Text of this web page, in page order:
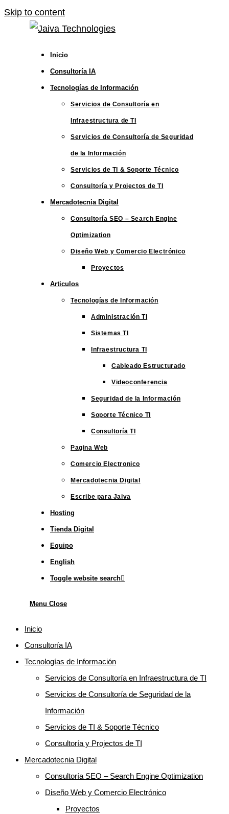
Skip to content
Inicio
Consultoría IA
Tecnologías de Información
Servicios de Consultoría en
Infraestructura de TI
Servicios de Consultoría de Seguridad
de la Información
Servicios de TI & Soporte Técnico
Consultoría y Projectos de TI
Mercadotecnia Digital
Consultoría SEO – Search Engine
Optimization
Diseño Web y Comercio Electrónico
Proyectos
Articulos
Tecnologías de Información
Administración TI
Sistemas TI
Infraestructura TI
Cableado Estructurado
Videoconferencia
Seguridad de la Información
Soporte Técnico TI
Consultoría TI
Pagina Web
Comercio Electronico
Mercadotecnia Digital
Escribe para Jaiva
Hosting
Tienda Digital
Equipo
English
Toggle website search
Menu Close
Inicio
Consultoría IA
Tecnologías de Información
Servicios de Consultoría en Infraestructura de TI
Servicios de Consultoría de Seguridad de la
Información
Servicios de TI & Soporte Técnico
Consultoría y Projectos de TI
Mercadotecnia Digital
Consultoría SEO – Search Engine Optimization
Diseño Web y Comercio Electrónico
Proyectos